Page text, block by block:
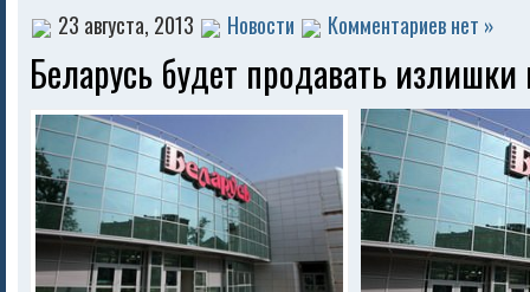
23 августа, 2013 Новости Комментариев нет »
Беларусь будет продавать